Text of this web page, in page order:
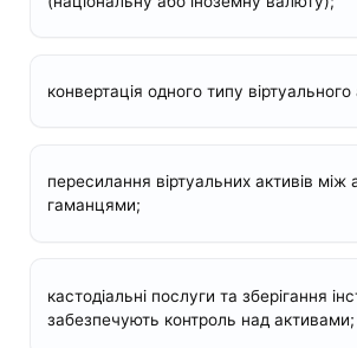
конвертація одного типу
пересилання віртуальних активів
гаманцями;
кастодіальні послуги та зберігання
забезпечують контроль над активами;